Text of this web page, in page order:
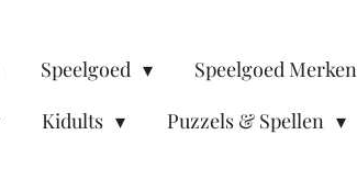
Speelgoed Speelgoed Merken
Kidults Puzzels & Spellen